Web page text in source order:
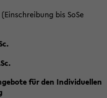
bis SoSe
für den Individuellen